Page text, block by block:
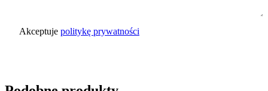
Akceptuje politykę prywatności